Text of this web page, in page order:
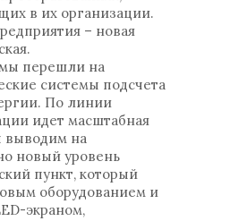
в их организации.
– новая
перешли на
системы подсчета
По линии
идет масштабная
выводим на
новый уровень
пункт, который
оборудованием и
экраном,